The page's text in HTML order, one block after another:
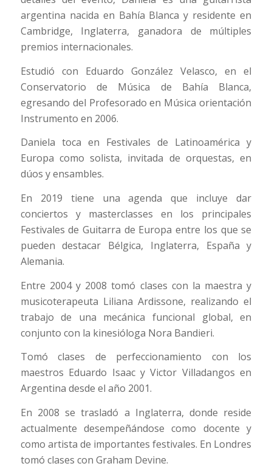
argentina nacida en Bahía Blanca y residente en
Cambridge, Inglaterra, ganadora de múltiples
premios internacionales.
Estudió con Eduardo González Velasco, en el
Conservatorio de Música de Bahía Blanca,
egresando del Profesorado en Música orientación
Instrumento en 2006.
Daniela toca en Festivales de Latinoamérica y
Europa como solista, invitada de orquestas, en
dúos y ensambles.
En 2019 tiene una agenda que incluye dar
conciertos y masterclasses en los principales
Festivales de Guitarra de Europa entre los que se
pueden destacar Bélgica, Inglaterra, España y
Alemania.
Entre 2004 y 2008 tomó clases con la maestra y
musicoterapeuta Liliana Ardissone, realizando el
trabajo de una mecánica funcional global, en
conjunto con la kinesióloga Nora Bandieri.
Tomó clases de perfeccionamiento con los
maestros Eduardo Isaac y Victor Villadangos en
Argentina desde el año 2001.
En 2008 se trasladó a Inglaterra, donde reside
actualmente desempeñándose como docente y
como artista de importantes festivales. En Londres
tomó clases con Graham Devine.